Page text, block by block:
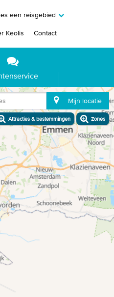
een reisgebied
Keolis Contact
Mijn locatie
Attracties & bestemmingen Zones